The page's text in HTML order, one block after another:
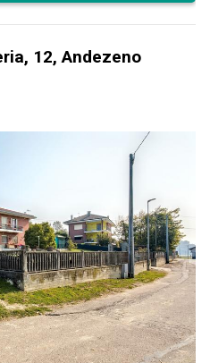
12, Andezeno